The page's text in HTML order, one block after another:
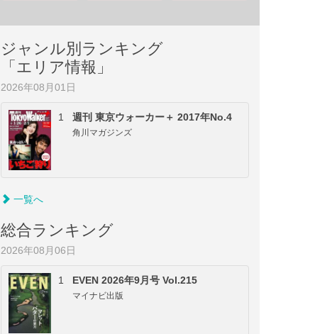
ジャンル別ランキング
「エリア情報」
2026年08月01日
1 週刊 東京ウォーカー＋ 2017年No.4
角川マガジンズ
一覧へ
総合ランキング
2026年08月06日
1 EVEN 2026年9月号 Vol.215
マイナビ出版